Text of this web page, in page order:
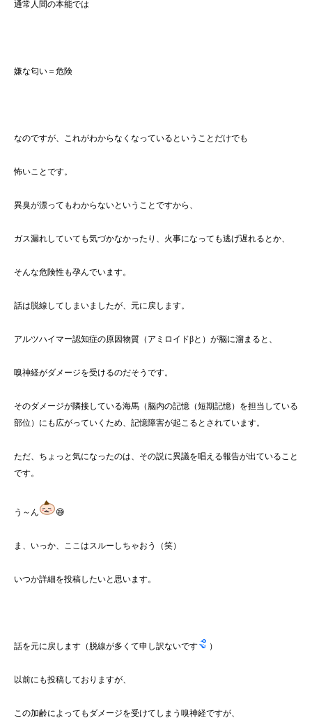
通常人間の本能では
嫌な匂い＝危険
なのですが、これがわからなくなっているということだけでも
怖いことです。
異臭が漂ってもわからないということですから、
ガス漏れしていても気づかなかったり、火事になっても逃げ遅れるとか、
そんな危険性も孕んでいます。
話は脱線してしまいましたが、元に戻します。
アルツハイマー認知症の原因物質（アミロイドβと）が脳に溜まると、
嗅神経がダメージを受けるのだそうです。
そのダメージが隣接している海馬（脳内の記憶（短期記憶）を担当している
部位）にも広がっていくため、記憶障害が起こるとされています。
ただ、ちょっと気になったのは、その説に異議を唱える報告が出ていること
です。
う～ん 😅
ま、いっか、ここはスルーしちゃおう（笑）
いつか詳細を投稿したいと思います。
話を元に戻します（脱線が多くて申し訳ないです ）
以前にも投稿しておりますが、
この加齢によってもダメージを受けてしまう嗅神経ですが、